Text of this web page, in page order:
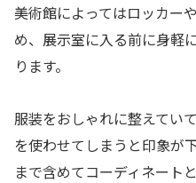
美術館によってはロッカー
め、展示室に入る前に身軽
ります。
服装をおしゃれに整えてい
を使わせてしまうと印象が
まで含めてコーディネート